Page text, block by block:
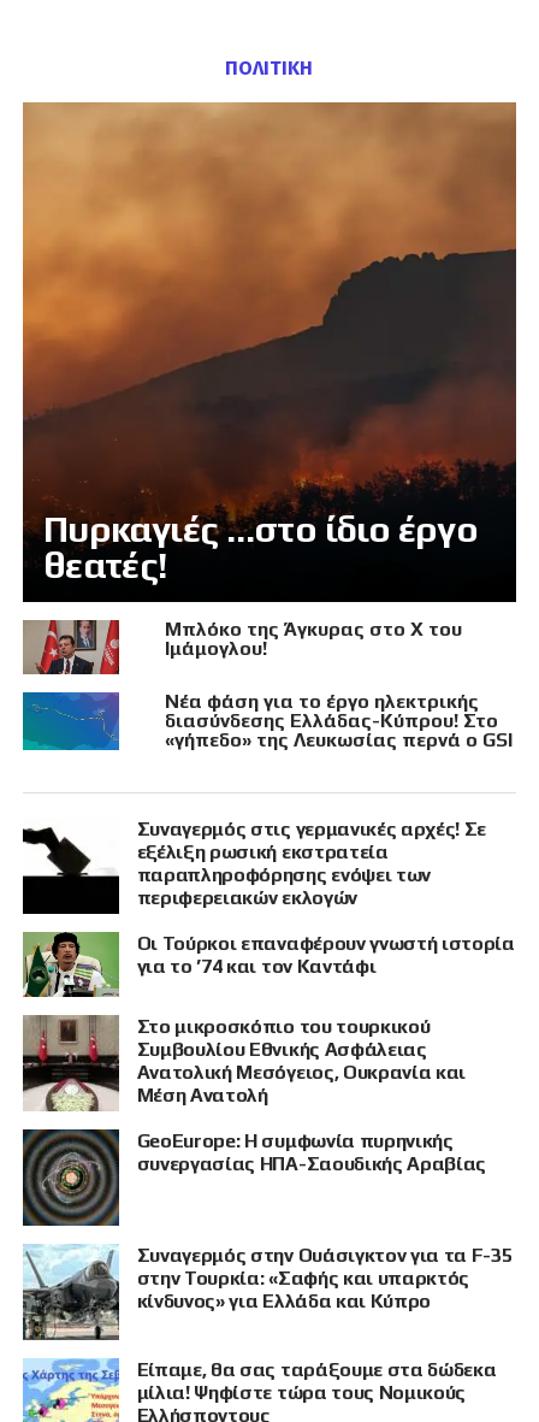
ΠΟΛΙΤΙΚΗ
Πυρκαγιές …στο ίδιο έργο
θεατές!
Μπλόκο της Άγκυρας στο X του
Ιμάμογλου!
Νέα φάση για το έργο ηλεκτρικής
διασύνδεσης Ελλάδας-Κύπρου! Στο
«γήπεδο» της Λευκωσίας περνά ο GSI
Συναγερμός στις γερμανικές αρχές! Σε
εξέλιξη ρωσική εκστρατεία
παραπληροφόρησης ενόψει των
περιφερειακών εκλογών
Οι Τούρκοι επαναφέρουν γνωστή ιστορία
για το ’74 και τον Καντάφι
Στο μικροσκόπιο του τουρκικού
Συμβουλίου Εθνικής Ασφάλειας
Ανατολική Μεσόγειος, Ουκρανία και
Μέση Ανατολή
GeoEurope: Η συμφωνία πυρηνικής
συνεργασίας ΗΠΑ-Σαουδικής Αραβίας
Συναγερμός στην Ουάσιγκτον για τα F-35
στην Τουρκία: «Σαφής και υπαρκτός
κίνδυνος» για Ελλάδα και Κύπρο
Είπαμε, θα σας ταράξουμε στα δώδεκα
μίλια! Ψηφίστε τώρα τους Νομικούς
Ελλήσποντους